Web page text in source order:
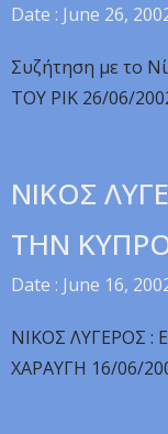
Date : June 26,
Συζήτηση με το
TOY PIK 26/06/
NIKOΣ
THN
Date : June 16,
NIKOΣ ΛYΓEPOΣ :
XAPAYΓH 16/06/